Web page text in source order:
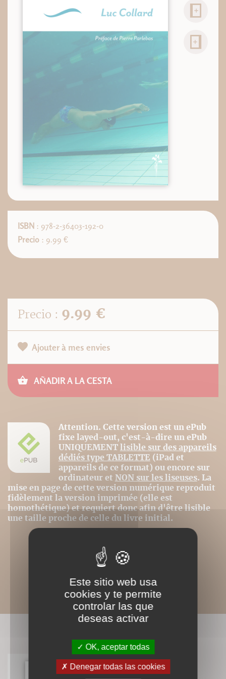
ISBN : 978-2-36403-192-0
Precio : 9.99 €
Precio : 9.99 €
Ajouter à mes envies
AÑADIR A LA CESTA
Attention. Cette version est un ePub
fixe layed-out, c'est-à-dire un ePub
UNIQUEMENTlisible sur des appareils
dédiés type TABLETTE (iPad et
appareils de ce format) ou encore sur
ordinateur et NON sur les liseuses. La
mise en page de cette version numérique reproduit
fidèlement la version imprimée (elle est
homothétique) et requiert donc afin d'être lisible
une taille proche de celle du livre initial.
Este sitio web usa
cookies y te permite
controlar las que
deseas activar
OK, aceptar todas
Denegar todas las cookies